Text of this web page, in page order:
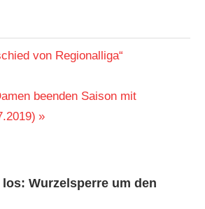
von Regionalliga“
beenden Saison mit
Wurzelsperre um den